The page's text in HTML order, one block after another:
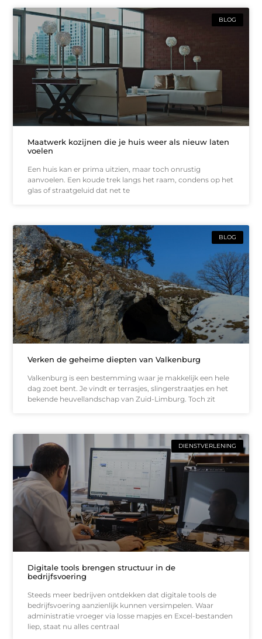
BLOG
Maatwerk kozijnen die je huis weer als nieuw laten
voelen
Een huis kan er prima uitzien, maar toch onrustig
aanvoelen. Een koude trek langs het raam, condens op het
glas of straatgeluid dat net te
BLOG
Verken de geheime diepten van Valkenburg
Valkenburg is een bestemming waar je makkelijk een hele
dag zoet bent. Je vindt er terrasjes, slingerstraatjes en het
bekende heuvellandschap van Zuid-Limburg. Toch zit
DIENSTVERLENING
Digitale tools brengen structuur in de
bedrijfsvoering
Steeds meer bedrijven ontdekken dat digitale tools de
bedrijfsvoering aanzienlijk kunnen versimpelen. Waar
administratie vroeger via losse mapjes en Excel-bestanden
liep, staat nu alles centraal